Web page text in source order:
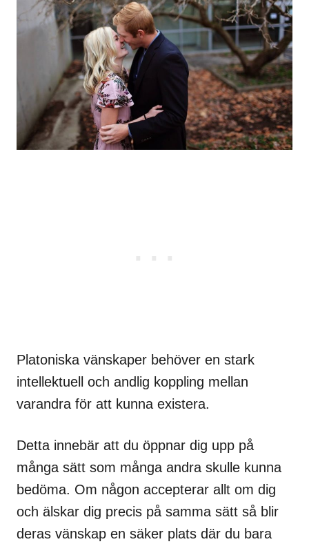
Platoniska vänskaper behöver en stark
intellektuell och andlig koppling mellan
varandra för att kunna existera.
Detta innebär att du öppnar dig upp på
många sätt som många andra skulle kunna
bedöma. Om någon accepterar allt om dig
och älskar dig precis på samma sätt så blir
deras vänskap en säker plats där du bara